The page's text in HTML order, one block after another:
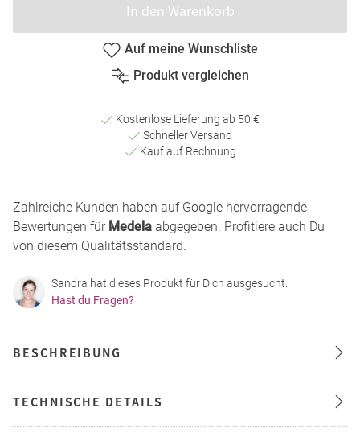
In den Warenkorb
Auf meine Wunschliste
Produkt vergleichen
Kostenlose Lieferung ab 50 €
Schneller Versand
Kauf auf Rechnung
Zahlreiche Kunden haben auf Google hervorragende
Bewertungen für Medela abgegeben. Profitiere auch Du
von diesem Qualitätsstandard.
Sandra hat dieses Produkt für Dich ausgesucht.
Hast du Fragen?
BESCHREIBUNG
TECHNISCHE DETAILS